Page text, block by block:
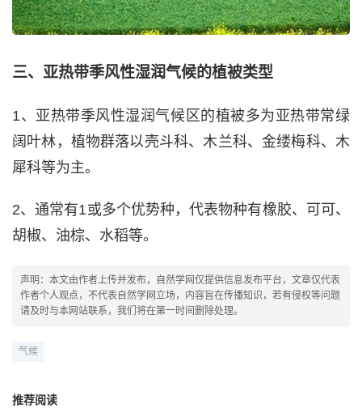
三、亚热带季风性湿润气候的植被类型
1、亚热带季风性湿润气候区的植被多为亚热带常绿
阔叶林，植物群落以壳斗科、木兰科、金缕梅科、木
犀科等为主。
2、通常有1或多个优势种，代表物种有橡胶、可可、
胡椒、油棕、水稻等。
声明：本文由作者上传并发布，自然学网仅提供信息发布平台，文章仅代表
作者个人观点，不代表自然学网立场，内容旨在传播知识，若有侵权等问题
请及时与本网站联系，我们将在第一时间删除处理。
气候
推荐阅读